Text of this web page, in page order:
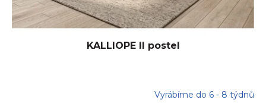
KALLIOPE II postel
Vyrábíme do 6 - 8 týdnů